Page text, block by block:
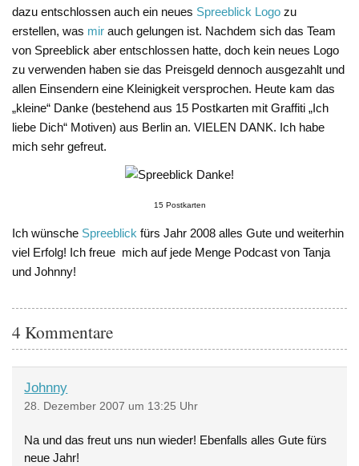
dazu entschlossen auch ein neues Spreeblick Logo zu
erstellen, was mirauch gelungen ist. Nachdem sich das Team
von Spreeblick aber entschlossen hatte, doch kein neues Logo
zu verwenden haben sie das Preisgeld dennoch ausgezahlt und
allen Einsendern eine Kleinigkeit versprochen. Heute kam das
„kleine“ Danke (bestehend aus 15 Postkarten mit Graffiti „Ich
liebe Dich“ Motiven) aus Berlin an. VIELEN DANK. Ich habe
mich sehr gefreut.
15 Postkarten
Ich wünsche Spreeblickfürs Jahr 2008 alles Gute und weiterhin
viel Erfolg! Ich freue mich auf jede Menge Podcast von Tanja
und Johnny!
4 Kommentare
Johnny
28. Dezember 2007 um 13:25 Uhr
Na und das freut uns nun wieder! Ebenfalls alles Gute fürs
neue Jahr!